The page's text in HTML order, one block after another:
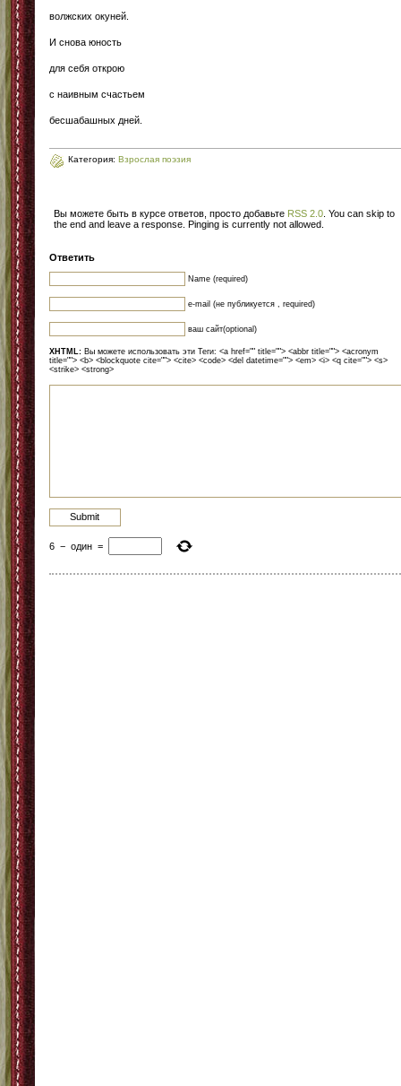
волжских окуней.
И снова юность
для себя открою
с наивным счастьем
бесшабашных дней.
Категория: Взрослая поэзия
Вы можете быть в курсе ответов, просто добавьте RSS 2.0 . You can skip to
the end and leave a response. Pinging is currently not allowed.
Ответить
Name (required)
e-mail (не публикуется , required)
ваш сайт(optional)
XHTML: Вы можете использовать эти Теги: <a href="" title=""> <abbr title=""> <acronym
title=""> <b> <blockquote cite=""> <cite> <code> <del datetime=""> <em> <i> <q cite=""> <s>
<strike> <strong>
6 − один =